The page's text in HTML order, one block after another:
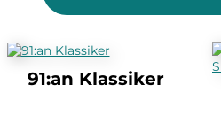
91:an Klassiker